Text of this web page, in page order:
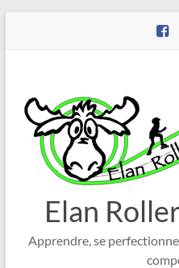
Elan
Apprendre, se